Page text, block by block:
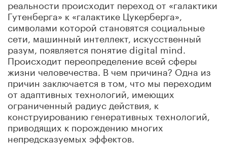
реальности происходит переход от «галактики
Гутенберга» к «галактике Цукерберга»,
символами которой становятся социальные
сети, машинный интеллект, искусственный
разум, появляется понятие digital mind.
Происходит переопределение всей сферы
жизни человечества. В чем причина? Одна из
причин заключается в том, что мы переходим
от адаптивных технологий, имеющих
ограниченный радиус действия, к
конструированию генеративных технологий,
приводящих к порождению многих
непредсказуемых эффектов.